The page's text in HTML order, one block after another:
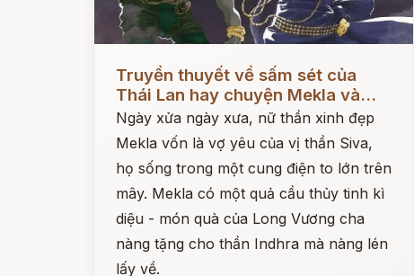
Đọc ngay
Truyền thuyết về sấm sét của
Thái Lan hay chuyện Mekla và...
Ngày xửa ngày xưa, nữ thần xinh đẹp
Mekla vốn là vợ yêu của vị thần Siva,
họ sống trong một cung điện to lớn trên
mây. Mekla có một quả cầu thủy tinh kì
diệu - món quà của Long Vương cha
nàng tặng cho thần Indhra mà nàng lén
lấy về.